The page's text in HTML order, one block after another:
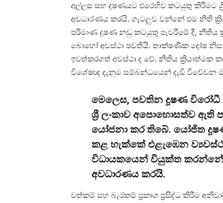
අල්ලස සහ දූෂණයට එරෙහිව කටයුතු කිරීමට
අවධාරණය කරයි. ගැටලුව වන්නේ එම නීති
පරිමාණ දූෂණ නඩු කටයුතු පැවරීමේ දී,
බොහෝ අවස්ථා පවතියි. තාක්ෂණික දෝෂ නිසා
ඉවත්කරගත් අවස්ථා ද වේ. නීතිය
විශේෂඥ දැනුම සම්බන්ධයෙන් දැඩි විවේචන
මෙලෙස, පවතින දූෂණ විරෝධී
ශ්‍රී ලංකාව අපොහොසත්ව
යෝජනා කර තිබේ. යෝජිත
කළ හැක්කේ එළැඹෙන
විධායකයෙන් වියුක්ත කරන්නේ
අවධාරණය කරයි.
වත්කම් සහ බැරකම් ප්‍රකාශ ප්‍රසිද්ධ කිරීම